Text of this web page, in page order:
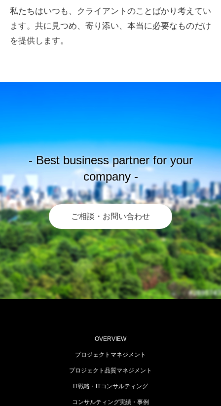
私たちはいつも、クライアントのことばかり考えてい
ます。共に見つめ、寄り添い、本当に必要なものだけ
を提供します。
- Best business partner for your
company -
ご相談・お問い合わせ
OVERVIEW
プロジェクトマネジメント
プロジェクト品質マネジメント
IT戦略・ITコンサルティング
コンサルティング実績・事例